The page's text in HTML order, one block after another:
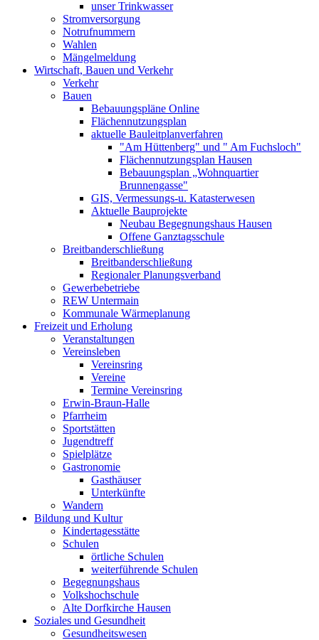
unser Trinkwasser
Stromversorgung
Notrufnummern
Wahlen
Mängelmeldung
Wirtschaft, Bauen und Verkehr
Verkehr
Bauen
Bebauungspläne Online
Flächennutzungsplan
aktuelle Bauleitplanverfahren
"Am Hüttenberg" und " Am Fuchsloch"
Flächennutzungsplan Hausen
Bebauungsplan „Wohnquartier
Brunnengasse"
GIS, Vermessungs-u. Katasterwesen
Aktuelle Bauprojekte
Neubau Begegnungshaus Hausen
Offene Ganztagsschule
Breitbanderschließung
Breitbanderschließung
Regionaler Planungsverband
Gewerbebetriebe
REW Untermain
Kommunale Wärmeplanung
Freizeit und Erholung
Veranstaltungen
Vereinsleben
Vereinsring
Vereine
Termine Vereinsring
Erwin-Braun-Halle
Pfarrheim
Sportstätten
Jugendtreff
Spielplätze
Gastronomie
Gasthäuser
Unterkünfte
Wandern
Bildung und Kultur
Kindertagesstätte
Schulen
örtliche Schulen
weiterführende Schulen
Begegnungshaus
Volkshochschule
Alte Dorfkirche Hausen
Soziales und Gesundheit
Gesundheitswesen